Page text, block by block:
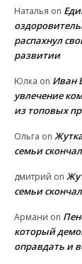
Наталья on
распахнул
развитии
Юлка on Иван
увлечение
из топовых
Ольга on
семьи
дмитрий on
семьи
Армани on
который
оправдать и